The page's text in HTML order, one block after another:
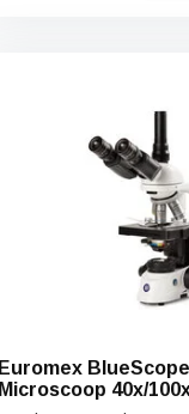
Euromex
Microscoop 40x/